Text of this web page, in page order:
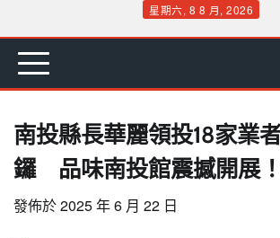
content
星期六, 8 8 月, 2026
首 要 娛 生 社 文 公 運 旅 政
南投縣長華麗領投18家業
鑼 品味南投館震撼開展！
發佈於2025 年 6 月 22 日